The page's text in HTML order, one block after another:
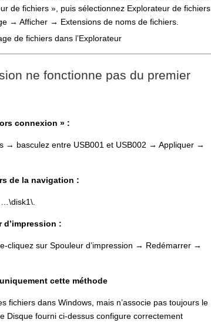
de fichiers », puis sélectionnez Explorateur de fichiers
→ Afficher → Extensions de noms de fichiers.
ne fonctionne pas du premier
connexion » :
→ basculez entre USB001 et USB002 → Appliquer →
de la navigation :
:
sur Spouleur d’impression → Redémarrer →
cette méthode
fichiers dans Windows, mais n’associe pas toujours le
Disque fourni ci-dessus configure correctement